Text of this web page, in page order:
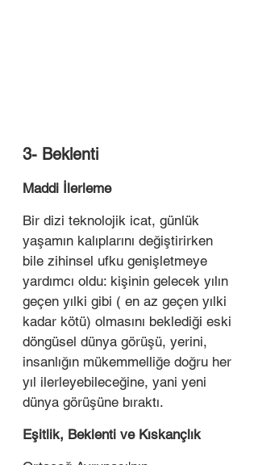
3- Beklenti
Maddi İlerleme
Bir dizi teknolojik icat, günlük
yaşamın kalıplarını değiştirirken
bile zihinsel ufku genişletmeye
yardımcı oldu: kişinin gelecek yılın
geçen yılki gibi ( en az geçen yılki
kadar kötü) olmasını beklediği eski
döngüsel dünya görüşü, yerini,
insanlığın mükemmelliğe doğru her
yıl ilerleyebileceğine, yani yeni
dünya görüşüne bıraktı.
Eşitlik, Beklenti ve Kıskançlık